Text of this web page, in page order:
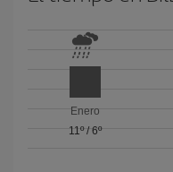
Enero
11º/ 6º